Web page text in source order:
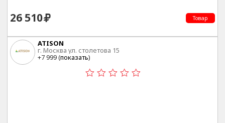
26 510 Товар
ATISON
г. Москва ул. столетова 15
+7 999 (показать)